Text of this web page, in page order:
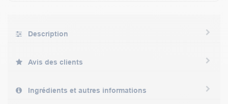
Description
Avis des clients
Ingrédients et autres informations